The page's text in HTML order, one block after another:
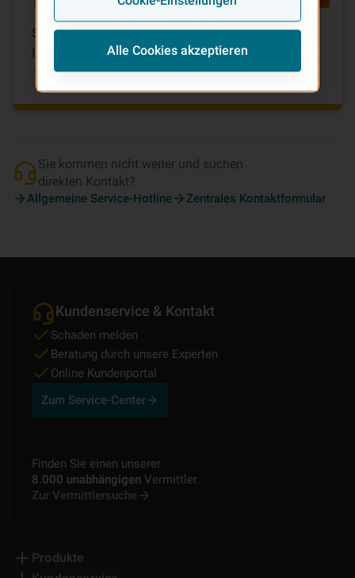
Sie sind Kunde der VHV und haben Fragen zu
Ihrem bestehenden Vertrag?
Vertrags-Hotline
Sie kommen nicht weiter und suchen
direkten Kontakt?
Allgemeine Service-Hotline Zentrales Kontaktformular
Kundenservice & Kontakt
Schaden melden
Beratung durch unsere Experten
Online Kundenportal
Zum Service-Center
Finden Sie einen unserer
8.000 unabhängigen Vermittler.
Zur Vermittlersuche
Produkte
Alle Cookies akzeptieren